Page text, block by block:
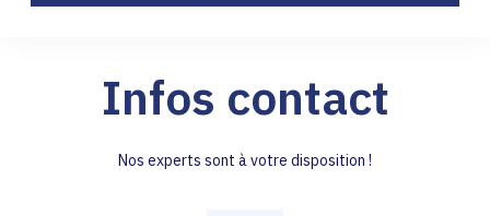
Infos contact
Nos experts sont à votre disposition !